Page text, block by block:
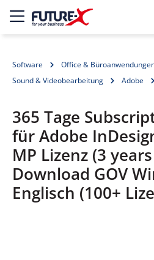
Software
Office &
Sound & Videobearbeitung
Adobe
365 Tage
für Adobe
MP Lizenz (3
Download GOV
Englisch (100+